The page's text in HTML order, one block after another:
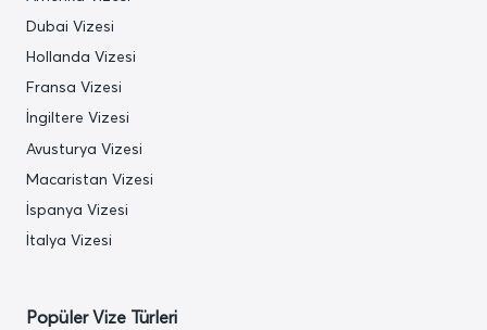
Dubai Vizesi
Hollanda Vizesi
Fransa Vizesi
İngiltere Vizesi
Avusturya Vizesi
Macaristan Vizesi
İspanya Vizesi
İtalya Vizesi
Popüler Vize Türleri